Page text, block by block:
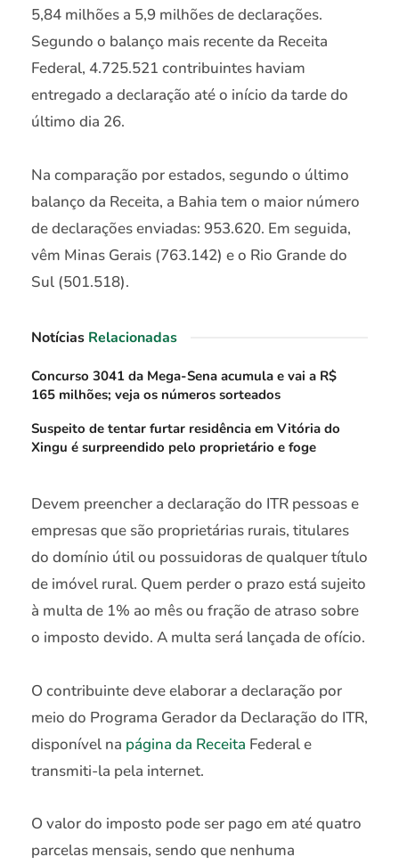
5,84 milhões a 5,9 milhões de declarações.
Segundo o balanço mais recente da Receita
Federal, 4.725.521 contribuintes haviam
entregado a declaração até o início da tarde do
último dia 26.
Na comparação por estados, segundo o último
balanço da Receita, a Bahia tem o maior número
de declarações enviadas: 953.620. Em seguida,
vêm Minas Gerais (763.142) e o Rio Grande do
Sul (501.518).
Notícias Relacionadas
Concurso 3041 da Mega-Sena acumula e vai a R$
165 milhões; veja os números sorteados
Suspeito de tentar furtar residência em Vitória do
Xingu é surpreendido pelo proprietário e foge
Devem preencher a declaração do ITR pessoas e
empresas que são proprietárias rurais, titulares
do domínio útil ou possuidoras de qualquer título
de imóvel rural. Quem perder o prazo está sujeito
à multa de 1% ao mês ou fração de atraso sobre
o imposto devido. A multa será lançada de ofício.
O contribuinte deve elaborar a declaração por
meio do Programa Gerador da Declaração do ITR,
disponível na página da Receita Federal e
transmiti-la pela internet.
O valor do imposto pode ser pago em até quatro
parcelas mensais, sendo que nenhuma